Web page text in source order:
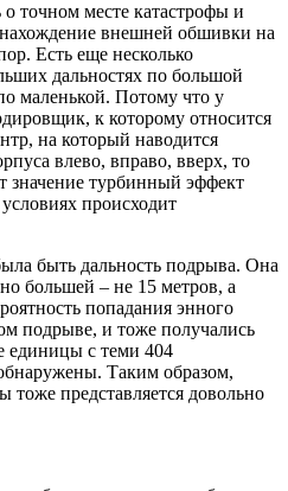
точном месте катастрофы и
внешней обшивки на
Есть еще несколько
дальностях по большой
маленькой. Потому что у
к которому относится
на который наводится
влево, вправо, вверх, то
значение турбинный эффект
происходит
быть дальность подрыва. Она
большей – не 15 метров, а
попадания энного
подрыве, и тоже получались
единицы с теми 404
Таким образом,
тоже представляется довольно